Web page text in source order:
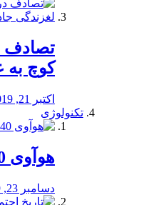
تصادف
کوچ به
اکتبر 21, 2019
تکنولوژی
هوآوی P40 لایت احتمالا موبا
دسامبر 23, 2019